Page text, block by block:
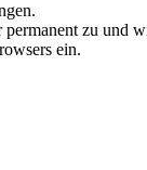
zu
ein.